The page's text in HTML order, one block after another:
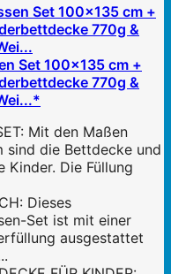
Set 100x135 cm +
770g &
Mit den Maßen
sind die Bettdecke und
Kinder. Die Füllung
Dieses
Set ist mit einer
ausgestattet